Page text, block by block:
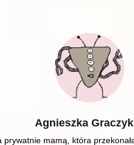
Agnieszka Graczyk
mamą, która